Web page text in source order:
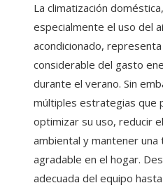
La climatización doméstica,
especialmente el uso del
acondicionado,
considerable del gasto
durante el verano. Sin
múltiples estrategias que
optimizar su uso, reducir
ambiental y mantener
agradable en el hogar.
adecuada del equipo